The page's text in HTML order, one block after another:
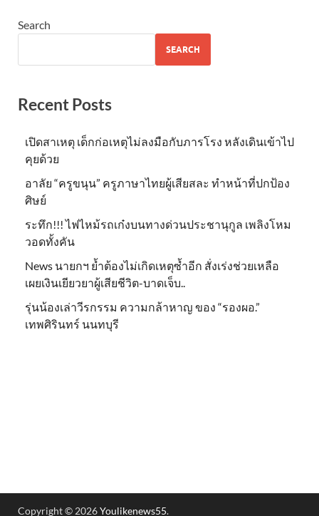
Search
SEARCH
Recent Posts
เปิดสาเหตุ เด็กก่อเหตุไม่ลงมือกับภารโรง หลังเดินเข้าไป
คุยด้วย
อาลัย “ครูขนุน” ครูภาษาไทยผู้เสียสละ ทำหน้าที่ปกป้อง
ศิษย์
ระทึก!!! ไฟไหม้รถเก๋งบนทางด่วนประชานุกูล เพลิงโหม
วอดทั้งคัน
News นายกฯ ย้ำต้องไม่เกิดเหตุซ้ำอีก สั่งเร่งช่วยเหลือ
เผยเงินเยียวยาผู้เสียชีวิต-บาดเจ็บ..
รุ่นน้องเล่าวีรกรรม ความกล้าหาญ ของ “รองผอ.”
เทพศิรินทร์ นนทบุรี
Copyright © 2026Youlikenews55.